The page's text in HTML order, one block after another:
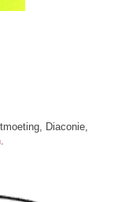
Diaconie,
.